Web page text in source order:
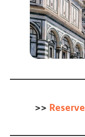
>>